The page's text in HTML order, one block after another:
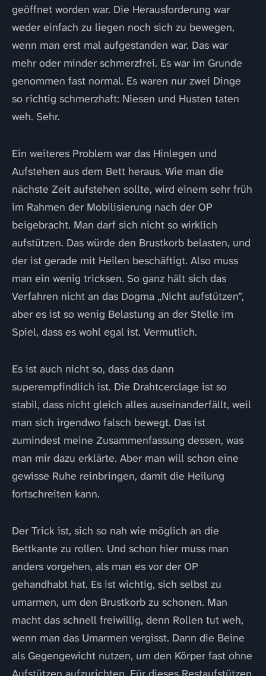
geöffnet worden war. Die Herausforderung war
weder einfach zu liegen noch sich zu bewegen,
wenn man erst mal aufgestanden war. Das war
mehr oder minder schmerzfrei. Es war im Grunde
genommen fast normal. Es waren nur zwei Dinge
so richtig schmerzhaft: Niesen und Husten taten
weh. Sehr.
Ein weiteres Problem war das Hinlegen und
Aufstehen aus dem Bett heraus. Wie man die
nächste Zeit aufstehen sollte, wird einem sehr früh
im Rahmen der Mobilisierung nach der OP
beigebracht. Man darf sich nicht so wirklich
aufstützen. Das würde den Brustkorb belasten, und
der ist gerade mit Heilen beschäftigt. Also muss
man ein wenig tricksen. So ganz hält sich das
Verfahren nicht an das Dogma „Nicht aufstützen”,
aber es ist so wenig Belastung an der Stelle im
Spiel, dass es wohl egal ist. Vermutlich.
Es ist auch nicht so, dass das dann
superempfindlich ist. Die Drahtcerclage ist so
stabil, dass nicht gleich alles auseinanderfällt, weil
man sich irgendwo falsch bewegt. Das ist
zumindest meine Zusammenfassung dessen, was
man mir dazu erklärte. Aber man will schon eine
gewisse Ruhe reinbringen, damit die Heilung
fortschreiten kann.
Der Trick ist, sich so nah wie möglich an die
Bettkante zu rollen. Und schon hier muss man
anders vorgehen, als man es vor der OP
gehandhabt hat. Es ist wichtig, sich selbst zu
umarmen, um den Brustkorb zu schonen. Man
macht das schnell freiwillig, denn Rollen tut weh,
wenn man das Umarmen vergisst. Dann die Beine
als Gegengewicht nutzen, um den Körper fast ohne